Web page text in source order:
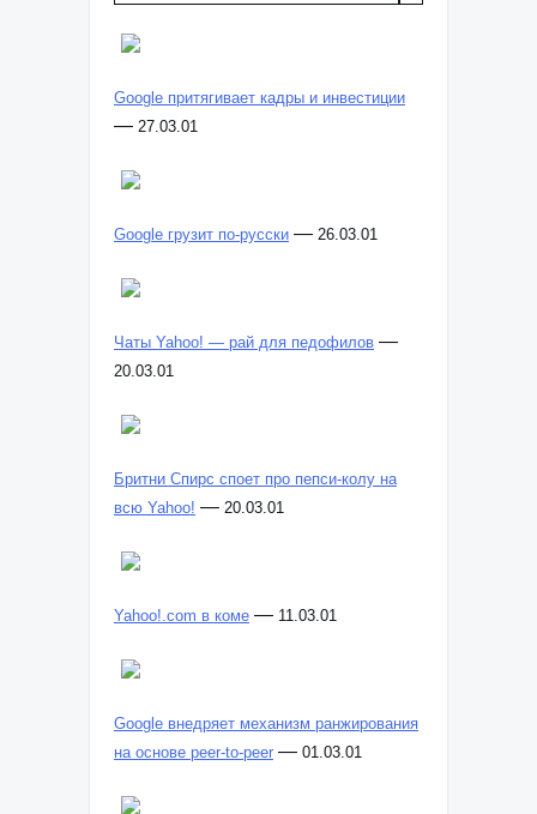
Google притягивает кадры и инвестиции
— 27.03.01
Google грузит по-русски — 26.03.01
Чаты Yahoo! — рай для педофилов —
20.03.01
Бритни Спирс споет про пепси-колу на
всю Yahoo! — 20.03.01
Yahoo!.com в коме — 11.03.01
Google внедряет механизм ранжирования
на основе peer-to-peer — 01.03.01